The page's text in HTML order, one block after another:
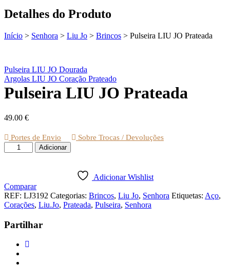
Detalhes do Produto
Início > Senhora > Liu Jo > Brincos > Pulseira LIU JO Prateada
Pulseira LIU JO Dourada
Argolas LIU JO Coração Prateado
Pulseira LIU JO Prateada
49.00 €
Portes de Envio Sobre Trocas / Devoluções
Quantidade
de
JO
Prateada
Adicionar
Adicionar Wishlist
Comparar
REF: LJ3192 Categorias: Brincos, Liu Jo, Senhora Etiquetas: Aço,
Corações, Liu.Jo, Prateada, Pulseira, Senhora
Partilhar